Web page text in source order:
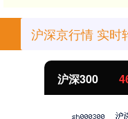
沪深京行情 实时
北证50